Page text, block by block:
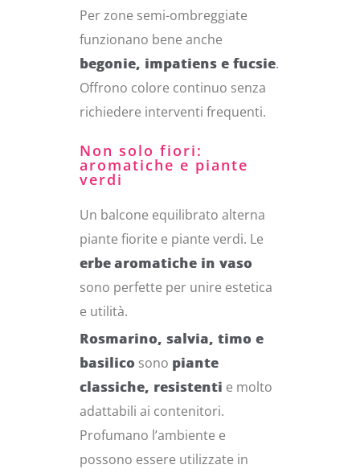
Per zone semi-ombreggiate
funzionano bene anche
begonie, impatiens e fucsie.
Offrono colore continuo senza
richiedere interventi frequenti.
Non solo fiori:
aromatiche e piante
verdi
Un balcone equilibrato alterna
piante fiorite e piante verdi. Le
erbearomatiche in vaso
sono perfette per unire estetica
e utilità.
Rosmarino, salvia, timo e
basilico sono piante
classiche, resistenti e molto
adattabili ai contenitori.
Profumano l’ambiente e
possono essere utilizzate in